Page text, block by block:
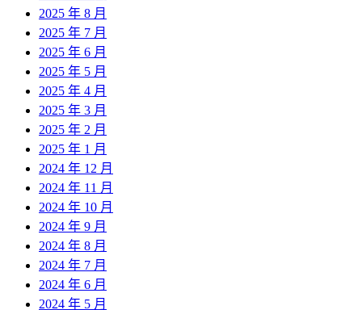
2025 年 8 月
2025 年 7 月
2025 年 6 月
2025 年 5 月
2025 年 4 月
2025 年 3 月
2025 年 2 月
2025 年 1 月
2024 年 12 月
2024 年 11 月
2024 年 10 月
2024 年 9 月
2024 年 8 月
2024 年 7 月
2024 年 6 月
2024 年 5 月